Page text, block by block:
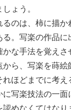
ょう。
のは、柿に描か
。写楽の作品に
な手法を覚えさ
から、写楽を蒔絵
れほどまでに考
に写楽技法の一面